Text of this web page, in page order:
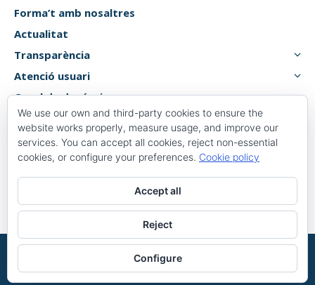
Forma’t amb nosaltres
Actualitat
Transparència
Atenció usuari
Canal de denúncies
Plaça 1 d’octubre, 6, 8,
43500 Tortosa, Tarragona
©2026 Powered bySaluttortosa
|Política de privacitat
Departament de Salut (registre H43001967)
We use our own and third-party cookies to ensure the
website works properly, measure usage, and improve our
services. You can accept all cookies, reject non-essential
cookies, or configure your preferences. Cookie policy
Accept all
Reject
Configure